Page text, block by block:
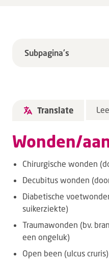
LerenSubpagina's
Translate
Wonden/
Chirurgische wonden
Decubitus wonden
Diabetische
suikerziekte)
Traumawonden (bv.
een ongeluk)
Open been (ulcus